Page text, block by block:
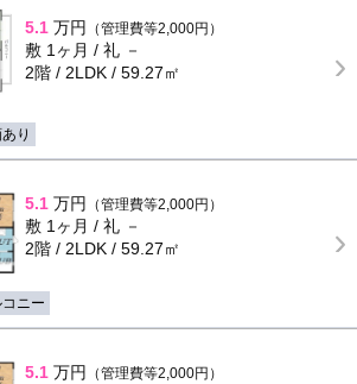
5.1 万円 （管理費等2,000円）
敷 1ヶ月 / 礼 －
2階 / 2LDK / 59.27㎡
り
5.1 万円 （管理費等2,000円）
敷 1ヶ月 / 礼 －
2階 / 2LDK / 59.27㎡
ニー
5.1 万円 （管理費等2,000円）